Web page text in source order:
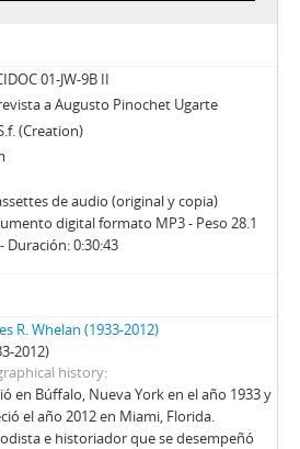
01-JW-9B II
a Augusto Pinochet Ugarte
(Creation)
de audio (original y copia)
digital formato MP3 - Peso 28.1
Duración: 0:30:43
R. Whelan (1933-2012)
2012)
history
en Búffalo, Nueva York en el año 1933 y
el año 2012 en Miami, Florida.
e historiador que se desempeñó